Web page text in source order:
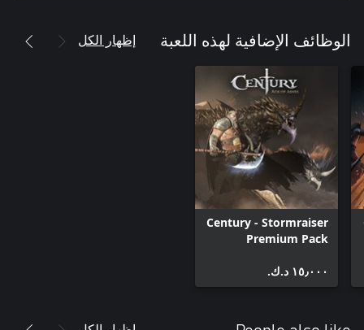
الوظائف الإضافية لهذه اللعبة إظهار الكل
Century - Stormraiser
Premium Pack
١٥٫٠٠٠ د.ك.‏